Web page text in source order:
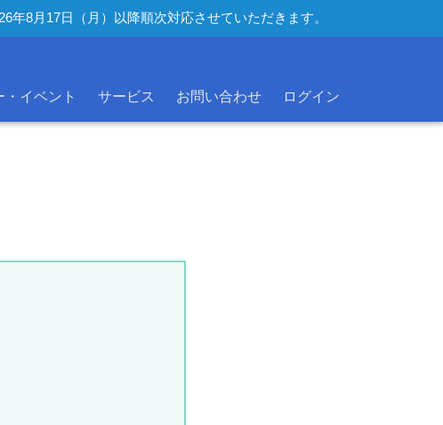
年8月17日（月）以降順次対応させていただきます。
イベント サービス お問い合わせ ログイン